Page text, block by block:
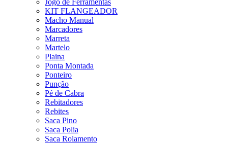
Jogo de Ferramentas
KIT FLANGEADOR
Macho Manual
Marcadores
Marreta
Martelo
Plaina
Ponta Montada
Ponteiro
Punção
Pé de Cabra
Rebitadores
Rebites
Saca Pino
Saca Polia
Saca Rolamento